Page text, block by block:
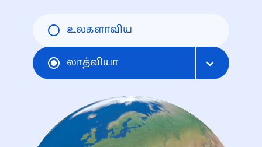
உலகளாவிய
லாத்வியா